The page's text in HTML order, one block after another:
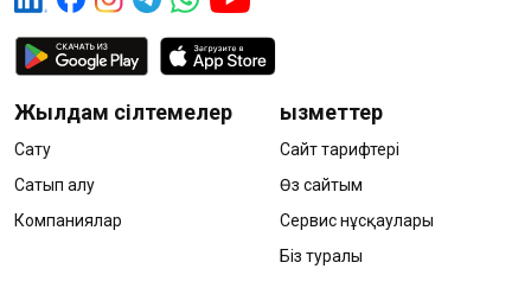
Жылдам сілтемелер
Сату
Сатып алу
Компаниялар
Қызметтер
Сайт тарифтері
Өз сайтым
Сервис нұсқаулары
Біз туралы